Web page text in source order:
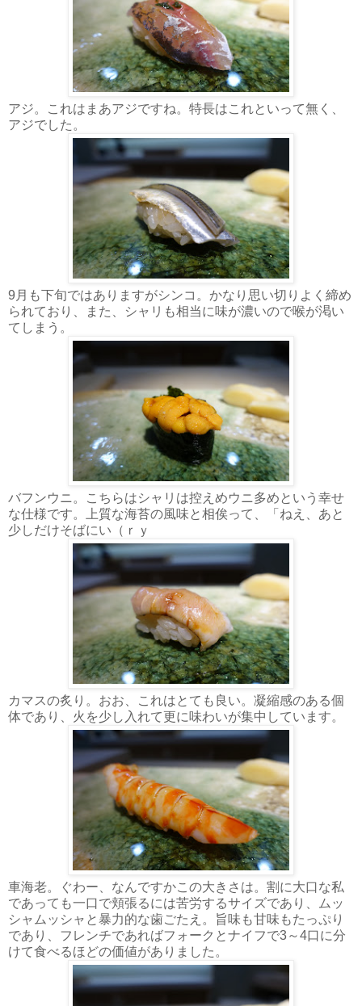
アジ。これはまあアジですね。特長はこれといって無く、
アジでした。
9月も下旬ではありますがシンコ。かなり思い切りよく締め
られており、また、シャリも相当に味が濃いので喉が渇い
てしまう。
バフンウニ。こちらはシャリは控えめウニ多めという幸せ
な仕様です。上質な海苔の風味と相俟って、「ねえ、あと
少しだけそばにい（ｒｙ
カマスの炙り。おお、これはとても良い。凝縮感のある個
体であり、火を少し入れて更に味わいが集中しています。
車海老。ぐわー、なんですかこの大きさは。割に大口な私
であっても一口で頬張るには苦労するサイズであり、ムッ
シャムッシャと暴力的な歯ごたえ。旨味も甘味もたっぷり
であり、フレンチであればフォークとナイフで3～4口に分
けて食べるほどの価値がありました。